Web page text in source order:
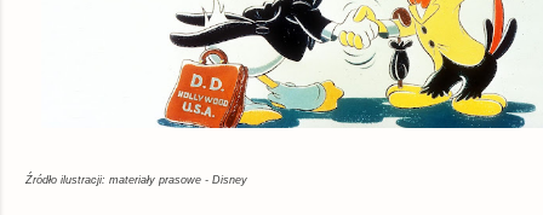
Źródło ilustracji: materiały prasowe - Disney